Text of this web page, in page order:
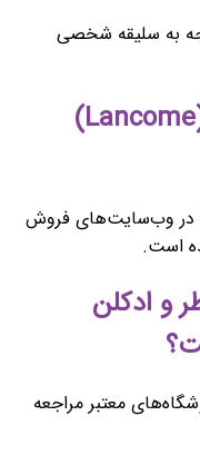
به سلیقه شخصی
نظرات کاربران عطر ادکلن (Lancome)
در وب‌سایت‌های فروش
است.
و ادکلن
معتبر مراجعه